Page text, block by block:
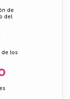
de
del
los